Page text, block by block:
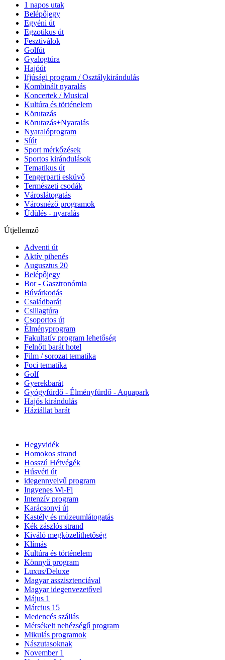
1 napos utak
Belépőjegy
Egyéni út
Egzotikus út
Fesztiválok
Golfút
Gyalogtúra
Hajóút
Ifjúsági program / Osztálykirándulás
Kombinált nyaralás
Koncertek / Musical
Kultúra és történelem
Körutazás
Körutazás+Nyaralás
Nyaralóprogram
Síút
Sport mérkőzések
Sportos kirándulások
Tematikus út
Tengerparti esküvő
Természeti csodák
Városlátogatás
Városnéző programok
Üdülés - nyaralás
Útjellemző
Adventi út
Aktív pihenés
Augusztus 20
Belépőjegy
Bor - Gasztronómia
Búvárkodás
Családbarát
Csillagtúra
Csoportos út
Élményprogram
Fakultatív program lehetőség
Felnőtt barát hotel
Film / sorozat tematika
Foci tematika
Golf
Gyerekbarát
Gyógyfürdő - Élményfürdő - Aquapark
Hajós kirándulás
Háziállat barát
Hegyvidék
Homokos strand
Hosszú Hétvégék
Húsvéti út
idegennyelvű program
Ingyenes Wi-Fi
Intenzív program
Karácsonyi út
Kastély és múzeumlátogatás
Kék zászlós strand
Kiváló megközelíthetőség
Klímás
Kultúra és történelem
Könnyű program
Luxus/Deluxe
Magyar asszisztenciával
Magyar idegenvezetővel
Május 1
Március 15
Medencés szállás
Mérsékelt nehézségű program
Mikulás programok
Nászutasoknak
November 1